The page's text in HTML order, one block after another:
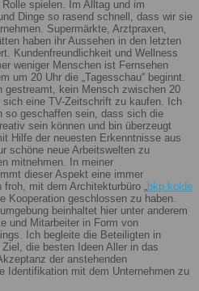
spielen. Im Alltag und im
Dinge so rasend schnell, dass wir sie
Supermärkte, Arztpraxen,
haben ihr Aussehen in den letzten
Kundenfreundlichkeit und Wellness
weniger Menschen ist Fernsehen
um 20 Uhr die „Tagesschau“ beginnt.
gestreamt, kein Mensch zwischen 20
eine TV-Zeitschrift zu kaufen. Ich
so geschaffen sein, dass sich die
sein können und bin überzeugt
Hilfe der neuesten Erkenntnisse aus
schöne neue Arbeitswelten zu
mitnehmen. In meiner
dieser Aspekt eine immer
mit dem Architekturbüro „bkp kolde
Kooperation geschlossen zu haben.
beinhaltet hier unter anderem
und Mitarbeiter in Form von
Ich begleite die Beteiligten in
die besten Ideen Aller in das
der anstehenden
Identifikation mit dem Unternehmen zu